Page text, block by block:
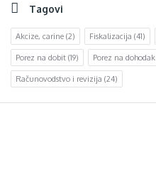
Tagovi
Akcize, carine (2) Fiskalizacija (41)
Porez na dobit (19) Porez na dohodak
Računovodstvo i revizija (24)